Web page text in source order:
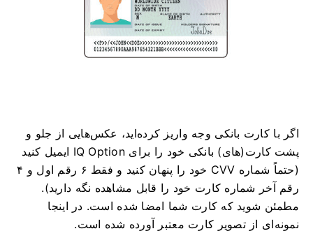
اگر با کارت بانکی وجه واریز کرده‌اید، عکس‌هایی از جلو و
پشت کارت(های) بانکی خود را برای IQ Option ایمیل کنید
(حتماً شماره CVV خود را پنهان کنید و فقط ۶ رقم اول و ۴
رقم آخر شماره کارت خود را قابل مشاهده نگه دارید).
مطمئن شوید که کارت شما امضا شده است. در اینجا
نمونه‌ای از تصویر کارت معتبر آورده شده است.